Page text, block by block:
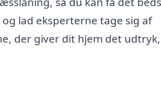
lad eksperterne tage sig af
der giver dit hjem det